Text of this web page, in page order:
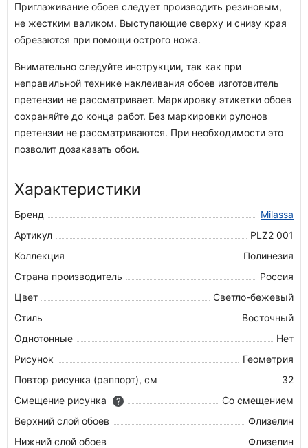
Приглаживание обоев следует производить резиновым,
не жестким валиком. Выступающие сверху и снизу края
обрезаются при помощи острого ножа.
Внимательно следуйте инструкции, так как при
неправильной технике наклеивания обоев изготовитель
претензии не рассматривает. Маркировку этикетки обоев
сохраняйте до конца работ. Без маркировки рулонов
претензии не рассматриваются. При необходимости это
позволит дозаказать обои.
Характеристики
Бренд
Milassa
Артикул
PLZ2 001
Коллекция
Полинезия
Страна производитель
Россия
Цвет
Светло-бежевый
Стиль
Восточный
Однотонные
Нет
Рисунок
Геометрия
Повтор рисунка (раппорт), см
32
Смещение рисунка
?
Со смещением
Верхний слой обоев
Флизелин
Нижний слой обоев
Флизелин